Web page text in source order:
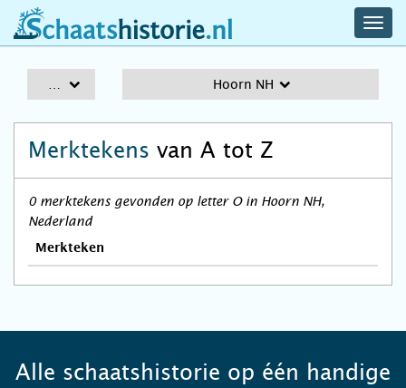
schaatshistorie.nl
Hoorn NH
Merktekens van A tot Z
0 merktekens gevonden op letter O in Hoorn NH,
Nederland
Merkteken
Alle schaatshistorie op één handige